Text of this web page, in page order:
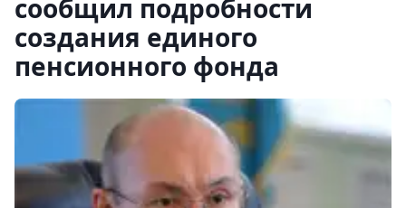
сообщил подробности
создания единого
пенсионного фонда